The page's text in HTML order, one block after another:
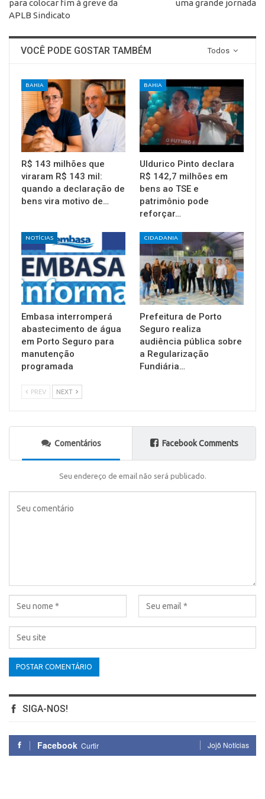
para colocar fim à greve da
APLB Sindicato
uma grande jornada
Todos
VOCÊ PODE GOSTAR TAMBÉM
BAHIA
R$ 143 milhões que
viraram R$ 143 mil:
quando a declaração de
bens vira motivo de…
BAHIA
Uldurico Pinto declara
R$ 142,7 milhões em
bens ao TSE e
patrimônio pode
reforçar…
NOTÍCIAS
Embasa interromperá
abastecimento de água
em Porto Seguro para
manutenção
programada
CIDADANIA
Prefeitura de Porto
Seguro realiza
audiência pública sobre
a Regularização
Fundiária…
PREV NEXT
Comentários Facebook Comments
Seu endereço de email não será publicado.
SIGA-NOS!
Facebook Curtir Jojô Notícias